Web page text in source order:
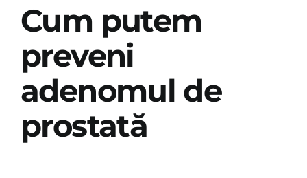
Cum putem
preveni
adenomul de
prostată